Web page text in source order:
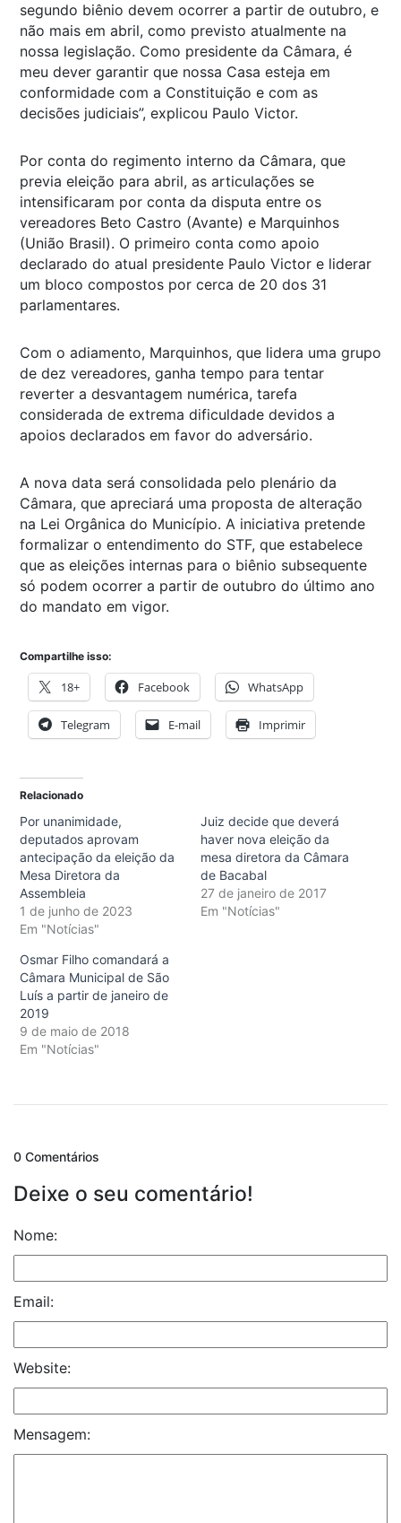
segundo biênio devem ocorrer a partir de outubro, e
não mais em abril, como previsto atualmente na
nossa legislação. Como presidente da Câmara, é
meu dever garantir que nossa Casa esteja em
conformidade com a Constituição e com as
decisões judiciais”, explicou Paulo Victor.
Por conta do regimento interno da Câmara, que
previa eleição para abril, as articulações se
intensificaram por conta da disputa entre os
vereadores Beto Castro (Avante) e Marquinhos
(União Brasil). O primeiro conta como apoio
declarado do atual presidente Paulo Victor e liderar
um bloco compostos por cerca de 20 dos 31
parlamentares.
Com o adiamento, Marquinhos, que lidera uma grupo
de dez vereadores, ganha tempo para tentar
reverter a desvantagem numérica, tarefa
considerada de extrema dificuldade devidos a
apoios declarados em favor do adversário.
A nova data será consolidada pelo plenário da
Câmara, que apreciará uma proposta de alteração
na Lei Orgânica do Município. A iniciativa pretende
formalizar o entendimento do STF, que estabelece
que as eleições internas para o biênio subsequente
só podem ocorrer a partir de outubro do último ano
do mandato em vigor.
Compartilhe isso:
18+ Facebook WhatsApp
Telegram E-mail Imprimir
Relacionado
Por unanimidade,
deputados aprovam
antecipação da eleição da
Mesa Diretora da
Assembleia
1 de junho de 2023
Em "Notícias"
Juiz decide que deverá
haver nova eleição da
mesa diretora da Câmara
de Bacabal
27 de janeiro de 2017
Em "Notícias"
Osmar Filho comandará a
Câmara Municipal de São
Luís a partir de janeiro de
2019
9 de maio de 2018
Em "Notícias"
0 Comentários
Deixe o seu comentário!
Nome:
Email:
Website:
Mensagem: